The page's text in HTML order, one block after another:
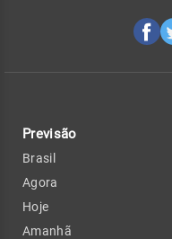
Previsão
Brasil
Agora
Hoje
Amanhã